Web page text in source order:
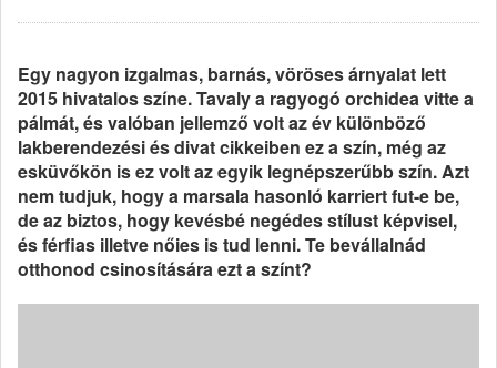
Egy nagyon izgalmas, barnás, vöröses árnyalat lett
2015 hivatalos színe. Tavaly a ragyogó orchidea vitte a
pálmát, és valóban jellemző volt az év különböző
lakberendezési és divat cikkeiben ez a szín, még az
esküvőkön is ez volt az egyik legnépszerűbb szín. Azt
nem tudjuk, hogy a marsala hasonló karriert fut-e be,
de az biztos, hogy kevésbé negédes stílust képvisel,
és férfias illetve nőies is tud lenni. Te bevállalnád
otthonod csinosítására ezt a színt?